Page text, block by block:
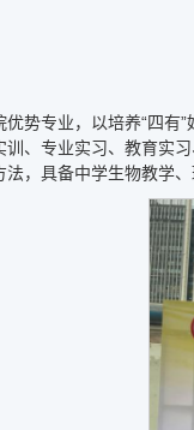
势专业，以培养“四有
、专业实习、教育实
，具备中学生物教学